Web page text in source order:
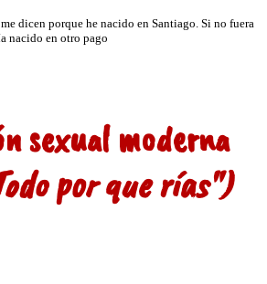
sexual moderna
por que rías")